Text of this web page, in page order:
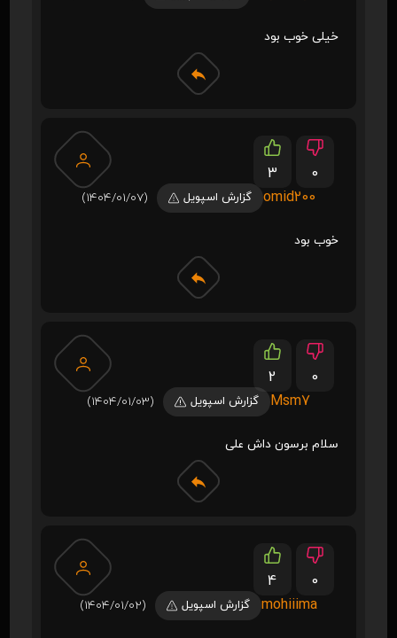
خیلی خوب بود
3
0
omid200
گزارش اسپویل (1404/01/07)
خوب بود
2
0
Msm7
گزارش اسپویل (1404/01/03)
سلام برسون داش علی
4
0
mohiiima
گزارش اسپویل (1404/01/02)